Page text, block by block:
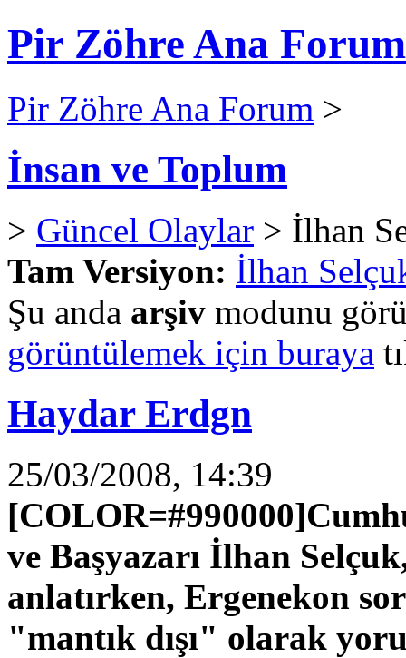
Pir Zöhre Ana Forum
Pir Zöhre Ana Forum >
İnsan ve Toplum
> Güncel Olaylar > İlhan
Tam Versiyon: İlhan
Şu anda arşiv modunu
görüntülemek için buraya
Haydar Erdgn
25/03/2008, 14:39
ve Başyazarı İlhan
anlatırken, Ergenekon
"mantık dışı" olarak